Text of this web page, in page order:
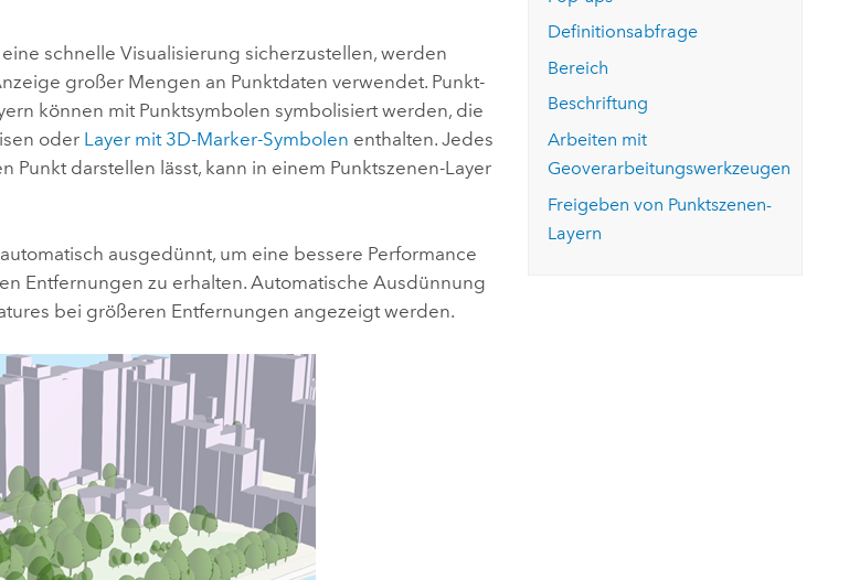
aktivieren Sie eine kostenfreie Testversion.
Infrastrukturmanagement erkunden
Den Kurs erkunden
Alle Storys
Die Story lesen
schnelle Visualisierung sicherzustellen, werden
großer Mengen an Punktdaten verwendet. Punkt-
können mit Punktsymbolen symbolisiert werden, die
oder Layer mit 3D-Marker-Symbolen enthalten. Jedes
Punkt darstellen lässt, kann in einem Punktszenen-Layer
ausgedünnt, um eine bessere Performance
Entfernungen zu erhalten. Automatische Ausdünnung
bei größeren Entfernungen angezeigt werden.
Definitionsabfrage
Bereich
Beschriftung
Arbeiten mit
Geoverarbeitungswerkzeugen
Freigeben von Punktszenen-
Layern